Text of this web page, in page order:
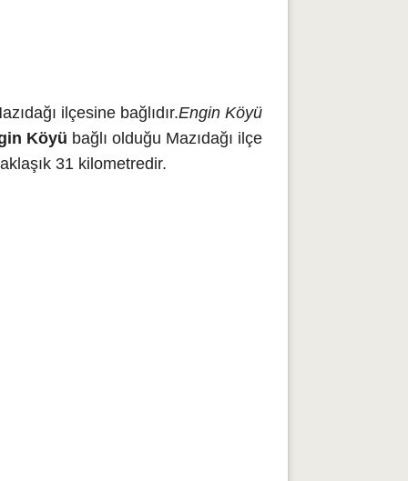
ilçesine bağlıdır.Engin Köyü
Köyü bağlı olduğu Mazıdağı ilçe
31 kilometredir.